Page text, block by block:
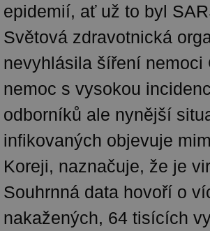
epidemií, ať už to byl
Světová zdravotnická
nevyhlásila šíření nemoci
nemoc s vysokou
odborníků ale nynější
infikovaných objevuje
Koreji, naznačuje, že je
Souhrnná data hovoří o
nakažených, 64 tisících